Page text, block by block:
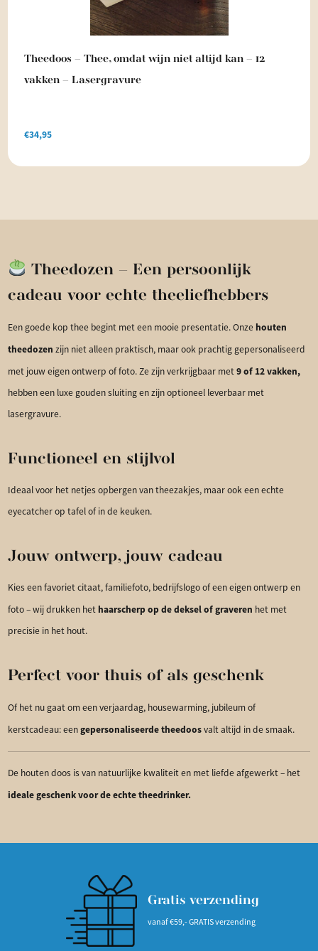
Theedoos – Thee, omdat wijn niet altijd kan – 12
vakken – Lasergravure
€34,95
Theedozen – Een persoonlijk
cadeau voor echte theeliefhebbers
Een goede kop thee begint met een mooie presentatie. Onzehouten
theedozen zijn niet alleen praktisch, maar ook prachtig gepersonaliseerd
met jouw eigen ontwerp of foto. Ze zijn verkrijgbaar met9 of 12 vakken,
hebben een luxe gouden sluiting en zijn optioneel leverbaar met
lasergravure.
Functioneel en stijlvol
Ideaal voor het netjes opbergen van theezakjes, maar ook een echte
eyecatcher op tafel of in de keuken.
Jouw ontwerp, jouw cadeau
Kies een favoriet citaat, familiefoto, bedrijfslogo of een eigen ontwerp en
foto – wij drukken hethaarscherp op de deksel of graveren het met
precisie in het hout.
Perfect voor thuis of als geschenk
Of het nu gaat om een verjaardag, housewarming, jubileum of
kerstcadeau: eengepersonaliseerde theedoosvalt altijd in de smaak.
De houten doos is van natuurlijke kwaliteit en met liefde afgewerkt – het
ideale geschenk voor de echte theedrinker.
Gratis verzending
vanaf €59,- GRATIS verzending